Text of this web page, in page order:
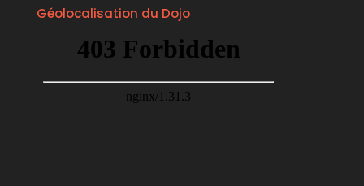
Géolocalisation du Dojo